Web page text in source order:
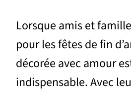
Lorsque amis et
pour les fêtes de fin
décorée avec amour
indispensable. Avec